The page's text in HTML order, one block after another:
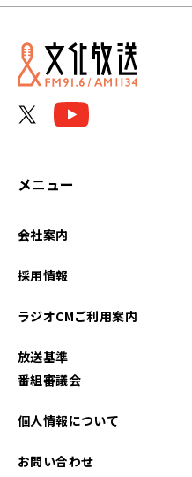
メニュー
会社案内
採用情報
ラジオCMご利用案内
放送基準
番組審議会
個人情報について
お問い合わせ